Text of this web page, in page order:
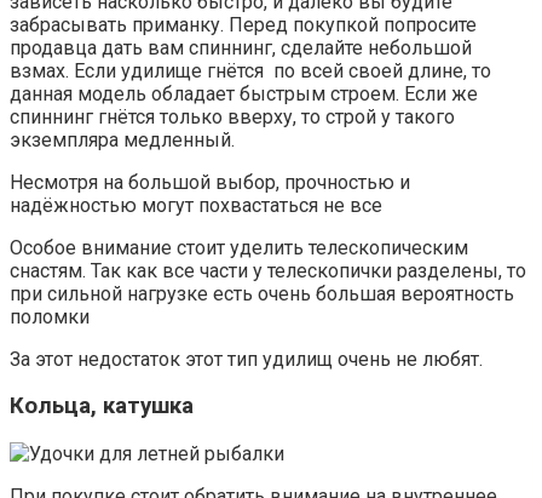
забрасывать приманку. Перед покупкой попросите
продавца дать вам спиннинг, сделайте небольшой
взмах. Если удилище гнётся по всей своей длине, то
данная модель обладает быстрым строем. Если же
спиннинг гнётся только вверху, то строй у такого
экземпляра медленный.
Несмотря на большой выбор, прочностью и
надёжностью могут похвастаться не все
Особое внимание стоит уделить телескопическим
снастям. Так как все части у телескопички разделены, то
при сильной нагрузке есть очень большая вероятность
поломки
За этот недостаток этот тип удилищ очень не любят.
Кольца, катушка